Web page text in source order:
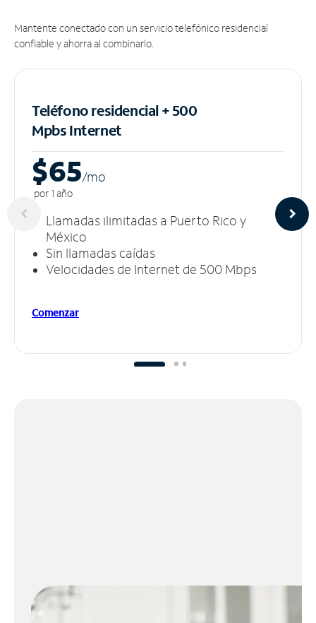
Mantente conectado con un servicio telefónico residencial
confiable y ahorra al combinarlo.
Teléfono residencial + 500
MpbsInternet
$65/mo
por 1 año
Llamadas ilimitadas a Puerto Rico y
México
Sin llamadas caídas
Velocidades de Internet de 500 Mbps
Comenzar